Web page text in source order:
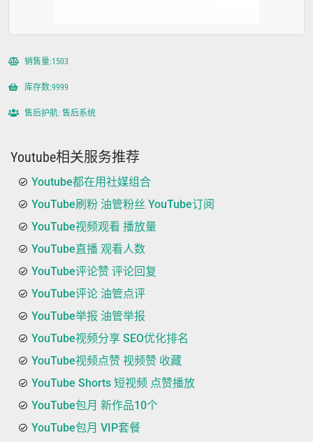
销售量:1503
库存数:9999
售后护航: 售后系统
Youtube相关服务推荐
Youtube都在用社媒组合
YouTube刷粉 油管粉丝 YouTube订阅
YouTube视频观看 播放量
YouTube直播 观看人数
YouTube评论赞 评论回复
YouTube评论 油管点评
YouTube举报 油管举报
YouTube视频分享 SEO优化排名
YouTube视频点赞 视频赞 收藏
YouTube Shorts 短视频 点赞播放
YouTube包月 新作品10个
YouTube包月 VIP套餐